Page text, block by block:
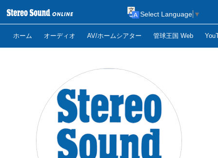
ホーム オーディオ AV/ホームシアター 管球王国 Web
Select Language ▼